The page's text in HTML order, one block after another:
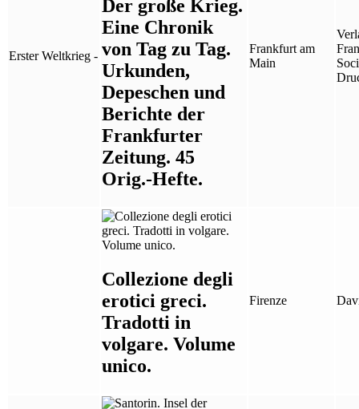
Erster Weltkrieg -
Der große Krieg.
Eine Chronik
von Tag zu Tag.
Urkunden,
Depeschen und
Berichte der
Frankfurter
Zeitung. 45
Orig.-Hefte.
Frankfurt am
Main
Collezione degli
erotici greci.
Tradotti in
volgare. Volume
unico.
Firenze